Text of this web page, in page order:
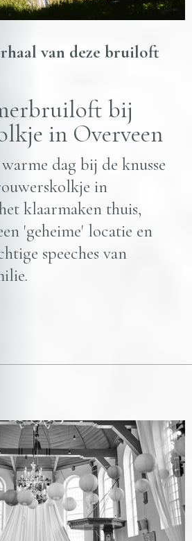
van deze bruiloft
bij
in Overveen
dag bij de knusse
in
klaarmaken thuis,
'geheime' locatie en
speeches van